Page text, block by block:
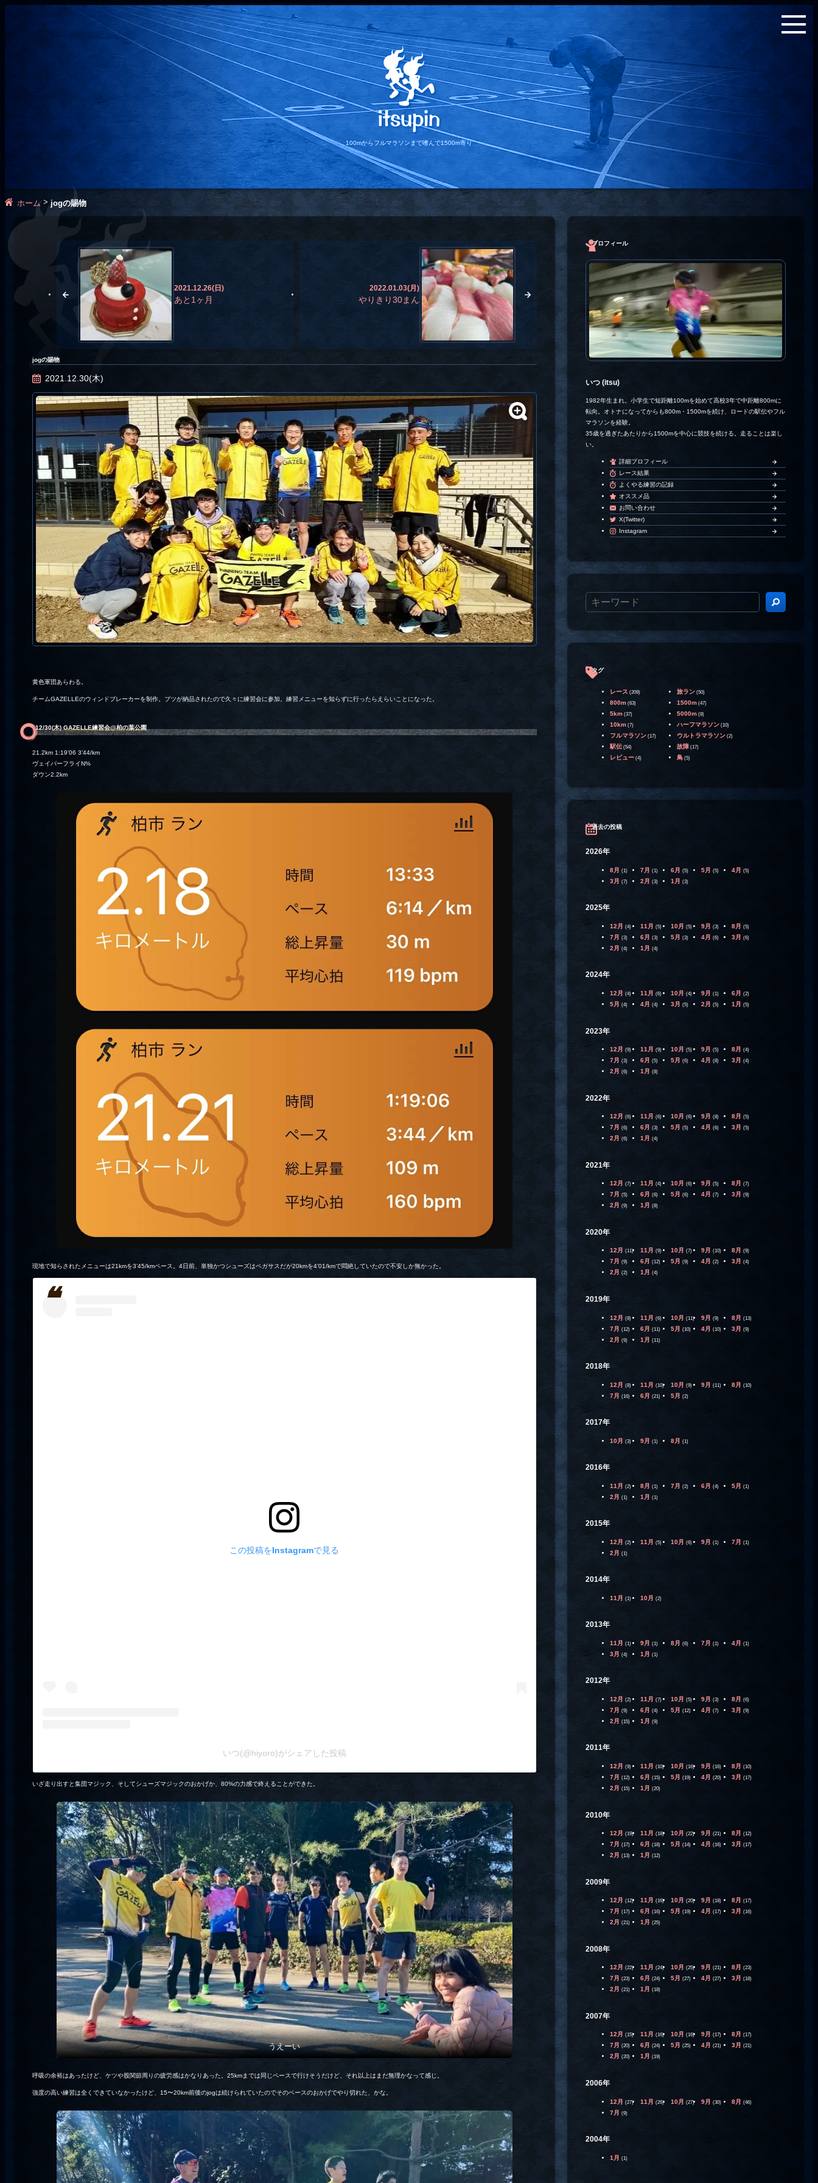
100mからフルマラソンまで嗜んで1500m寄り
ホーム> jogの賜物
2021.12.26(日)
あと1ヶ月
2022.01.03(月)
やりきり30まん
jogの賜物
2021.12.30(木)
黄色軍団あらわる。
チームGAZELLEのウィンドブレーカーを制作。ブツが納品されたので久々に練習会に参加。練習メニューを知らずに行ったらえらいことになった。
12/30(木) GAZELLE練習会@柏の葉公園
21.2km 1:19’06 3’44/km
ヴェイパーフライN%
ダウン2.2km
現地で知らされたメニューは21kmを3’45/kmペース。4日前、単独かつシューズはペガサスだが20kmを4’01/kmで悶絶していたので不安しか無かった。
この投稿をInstagramで見る
いつ(@hiyoro)がシェアした投稿
いざ走り出すと集団マジック、そしてシューズマジックのおかげか、80%の力感で終えることができた。
うえーい
呼吸の余裕はあったけど、ケツや股関節周りの疲労感はかなりあった。25kmまでは同じペースで行けそうだけど、それ以上はまだ無理かなって感じ。
強度の高い練習は全くできていなかったけど、15〜20km前後のjogは続けられていたのでそのベースのおかげでやり切れた、かな。
プロフィール
いつ (itsu)
1982年生まれ。小学生で短距離100mを始めて高校3年で中距離800mに
転向。オトナになってからも800m・1500mを続け、ロードの駅伝やフル
マラソンを経験。
35歳を過ぎたあたりから1500mを中心に競技を続ける。走ることは楽し
い。
詳細プロフィール
レース結果
よくやる練習の記録
オススメ品
お問い合わせ
X(Twitter)
Instagram
タグ
レース (209) 旅ラン(50)
800m(63) 1500m(47)
5km(37) 5000m(8)
10km(7) ハーフマラソン(10)
フルマラソン(17) ウルトラマラソン(2)
駅伝(54) 故障(17)
レビュー(4) 鳥(5)
過去の投稿
2026年
8月 (1) 7月 (1) 6月 (5) 5月 (5) 4月 (5)
3月 (7) 2月 (3) 1月 (3)
2025年
12月 (4) 11月 (5) 10月 (5) 9月 (3) 8月 (5)
7月 (3) 6月 (3) 5月 (3) 4月 (6) 3月 (6)
2月 (4) 1月 (4)
2024年
12月 (4) 11月 (6) 10月 (4) 9月 (1) 6月 (2)
5月 (4) 4月 (4) 3月 (5) 2月 (5) 1月 (5)
2023年
12月 (9) 11月 (9) 10月 (5) 9月 (5) 8月 (4)
7月 (3) 6月 (5) 5月 (6) 4月 (8) 3月 (4)
2月 (6) 1月 (8)
2022年
12月 (6) 11月 (6) 10月 (6) 9月 (8) 8月 (5)
7月 (6) 6月 (3) 5月 (5) 4月 (6) 3月 (5)
2月 (6) 1月 (4)
2021年
12月 (7) 11月 (4) 10月 (6) 9月 (5) 8月 (7)
7月 (5) 6月 (6) 5月 (6) 4月 (7) 3月 (9)
2月 (9) 1月 (8)
2020年
12月 (11) 11月 (9) 10月 (7) 9月 (10) 8月 (9)
7月 (9) 6月 (12) 5月 (9) 4月 (2) 3月 (4)
2月 (2) 1月 (4)
2019年
12月 (8) 11月 (6) 10月 (11) 9月 (9) 8月 (13)
7月 (12) 6月 (11) 5月 (10) 4月 (10) 3月 (9)
2月 (9) 1月 (11)
2018年
12月 (8) 11月 (10) 10月 (9) 9月 (11) 8月 (10)
7月 (16) 6月 (21) 5月 (2)
2017年
10月 (3) 9月 (1) 8月 (1)
2016年
11月 (2) 8月 (1) 7月 (2) 6月 (4) 5月 (1)
2月 (1) 1月 (1)
2015年
12月 (2) 11月 (5) 10月 (6) 9月 (1) 7月 (1)
2月 (1)
2014年
11月 (1) 10月 (2)
2013年
11月 (1) 9月 (1) 8月 (6) 7月 (1) 4月 (1)
3月 (4) 1月 (1)
2012年
12月 (2) 11月 (7) 10月 (5) 9月 (3) 8月 (6)
7月 (9) 6月 (4) 5月 (12) 4月 (7) 3月 (9)
2月 (15) 1月 (9)
2011年
12月 (9) 11月 (10) 10月 (16) 9月 (16) 8月 (10)
7月 (12) 6月 (15) 5月 (19) 4月 (20) 3月 (17)
2月 (15) 1月 (20)
2010年
12月 (19) 11月 (18) 10月 (22) 9月 (21) 8月 (12)
7月 (17) 6月 (18) 5月 (14) 4月 (16) 3月 (17)
2月 (13) 1月 (12)
2009年
12月 (12) 11月 (16) 10月 (20) 9月 (18) 8月 (17)
7月 (17) 6月 (16) 5月 (19) 4月 (17) 3月 (16)
2月 (21) 1月 (25)
2008年
12月 (22) 11月 (24) 10月 (25) 9月 (21) 8月 (23)
7月 (23) 6月 (24) 5月 (27) 4月 (27) 3月 (18)
2月 (21) 1月 (18)
2007年
12月 (15) 11月 (16) 10月 (16) 9月 (17) 8月 (17)
7月 (20) 6月 (24) 5月 (25) 4月 (21) 3月 (21)
2月 (20) 1月 (19)
2006年
12月 (27) 11月 (26) 10月 (27) 9月 (30) 8月 (46)
7月 (9)
2004年
1月 (1)